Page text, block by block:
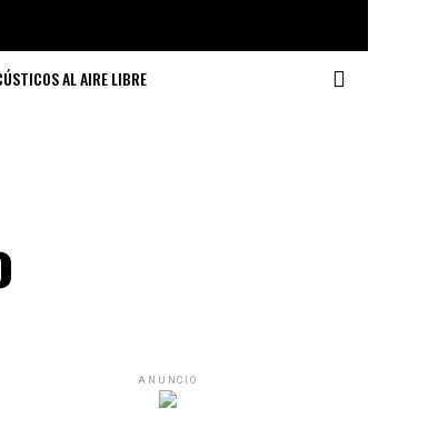
AL AIRE LIBRE
ANUNCIO